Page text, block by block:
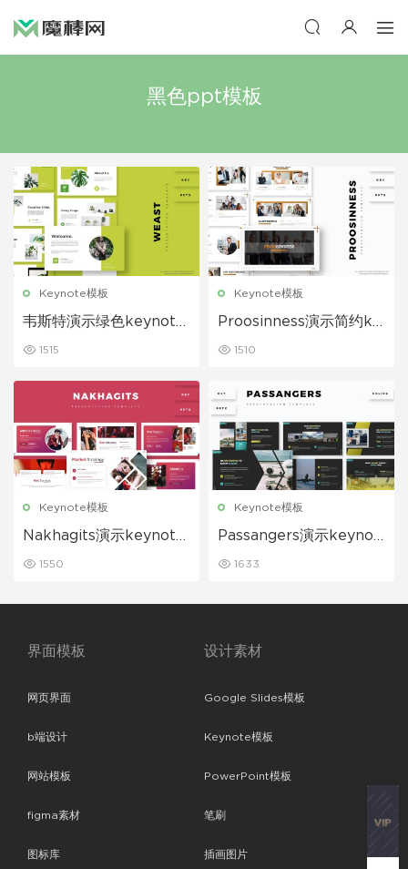
黑色ppt模板
Keynote模板
韦斯特演示绿色keynote
1515
Keynote模板
Proosinness演示简约ke
1510
Keynote模板
Nakhagits演示keynote
1550
Keynote模板
Passangers演示keynot
1633
界面模板
网页界面
b端设计
网站模板
figma素材
图标库
设计素材
Google Slides模板
Keynote模板
PowerPoint模板
笔刷
插画图片